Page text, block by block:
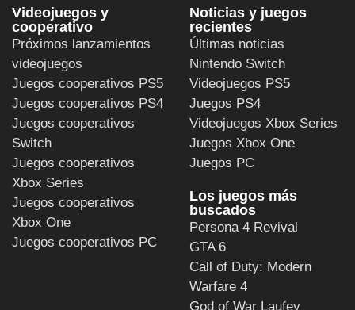
Videojuegos y
cooperativo
Próximos lanzamientos
videojuegos
Juegos cooperativos PS5
Juegos cooperativos PS4
Juegos cooperativos
Switch
Juegos cooperativos
Xbox Series
Juegos cooperativos
Xbox One
Juegos cooperativos PC
Noticias y juegos
recientes
Últimas noticias
Nintendo Switch
Videojuegos PS5
Juegos PS4
Videojuegos Xbox Series
Juegos Xbox One
Juegos PC
Los juegos más
buscados
Persona 4 Revival
GTA 6
Call of Duty: Modern
Warfare 4
God of War Laufey